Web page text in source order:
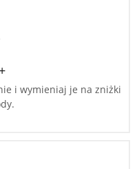
i wymieniaj je na zniżki